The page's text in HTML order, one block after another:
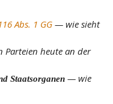
Abs. 1 GG — wie sieht
heute an der
Staatsorganen — wie